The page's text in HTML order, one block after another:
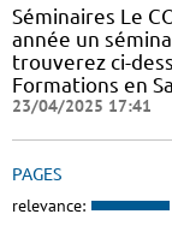
Séminaires Le
année un
trouverez ci-
Formations en
23/04/2025 17:41
PAGES
relevance: